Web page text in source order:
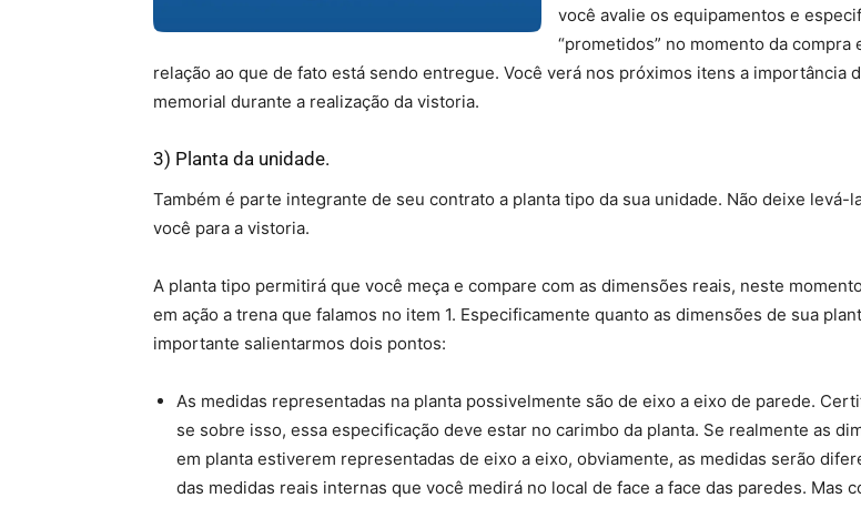
você avalie os equipamentos e
“prometidos” no momento da compra
relação ao que de fato está sendo entregue. Você verá nos próximos itens a importância
memorial durante a realização da vistoria.
3) Planta da unidade.
Também é parte integrante de seu contrato a planta tipo da sua unidade. Não deixe levá-
você para a vistoria.
A planta tipo permitirá que você meça e compare com as dimensões reais, neste
em ação a trena que falamos no item 1. Especificamente quanto as dimensões de sua
importante salientarmos dois pontos:
As medidas representadas na planta possivelmente são de eixo a eixo de parede.
se sobre isso, essa especificação deve estar no carimbo da planta. Se realmente as
em planta estiverem representadas de eixo a eixo, obviamente, as medidas serão
das medidas reais internas que você medirá no local de face a face das paredes. Mas